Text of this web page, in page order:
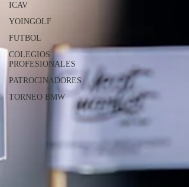
ICAV
YOINGOLF
FUTBOL
COLEGIOS
PROFESIONALES
PATROCINADORES
TORNEO BMW